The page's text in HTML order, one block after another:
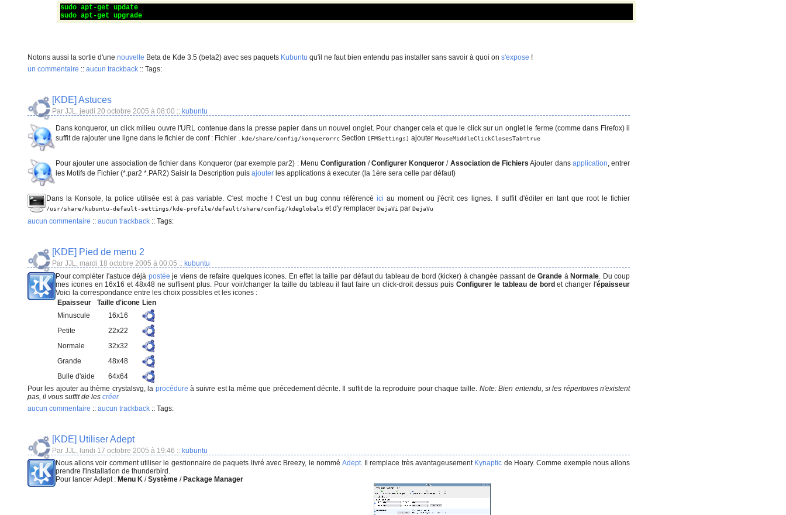
sudo apt-get update
sudo apt-get upgrade
Notons aussi la sortie d'une nouvelle Beta de Kde 3.5 (beta2) avec ses paquets Kubuntu qu'il ne faut bien entendu pas installer sans savoir à quoi on s'expose !
un commentaire :: aucun trackback ::Tags:
[KDE] Astuces
Par JJL, jeudi 20 octobre 2005 à 08:00 :: kubuntu
Dans konqueror, un click milieu ouvre l'URL contenue dans la presse papier dans un nouvel onglet. Pour changer cela et que le click sur un onglet le ferme (comme dans Firefox) il
suffit de rajouter une ligne dans le fichier de conf : Fichier
.kde/share/config/konquerorrcSection [FMSettings] ajouter MouseMiddleClickClosesTab=true
Pour ajouter une association de fichier dans Konqueror (par exemple par2) : MenuConfiguration /Configurer Konqueror / Association de Fichiers Ajouter dansapplication , entrer
les Motifs de Fichier (*.par2 *.PAR2) Saisir la Description puis ajouterles applications à executer (la 1ère sera celle par défaut)
Dans la Konsole, la police utilisée est à pas variable. C'est moche ! C'est un bug connu référencéici au moment ou j'écrit ces lignes. Il suffit d'éditer en tant que root le fichier
/usr/share/kubuntu-default-settings/kde-profile/default/share/config/kdeglobals et d'y remplacer DejaVipar DejaVu
aucun commentaire :: aucun trackback ::Tags:
[KDE] Pied de menu 2
Par JJL, mardi 18 octobre 2005 à 00:05 :: kubuntu
Pour compléter l'astuce déjà postée je viens de refaire quelques icones. En effet la taille par défaut du tableau de bord (kicker) à changée passant deGrande àNormale . Du coup
mes icones en 16x16 et 48x48 ne suffisent plus. Pour voir/changer la taille du tableau il faut faire un click-droit dessus puis Configurer le tableau de bordet changer l'épaisseur
Voici la correspondance entre les choix possibles et les icones :
Epaisseur
Taille d'icone Lien
Minuscule
16x16
Petite
22x22
Normale
32x32
Grande
48x48
Bulle d'aide
64x64
Pour les ajouter au thème crystalsvg, la procédure à suivre est la même que précedement décrite. Il suffit de la reproduire pour chaque taille. Note: Bien entendu, si les répertoires n'existent
pas, il vous suffit de les créer
aucun commentaire :: aucun trackback ::Tags:
[KDE] Utiliser Adept
Par JJL, lundi 17 octobre 2005 à 19:46 :: kubuntu
Nous allons voir comment utiliser le gestionnaire de paquets livré avec Breezy, le nommé Adept. Il remplace très avantageusement Kynaptic de Hoary. Comme exemple nous allons
prendre l'installation de thunderbird.
Pour lancer Adept : Menu K/Système/ Package Manager